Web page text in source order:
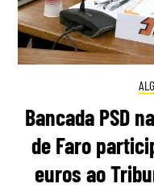
Bancada PSD
de Faro
euros ao